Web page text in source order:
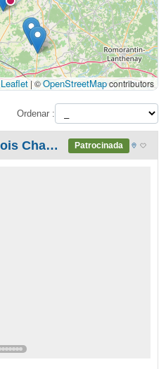
|©OpenStreetMapcontributors
Ordenar :
L'aubépine près de Blois Chambord, au milieu des Châteaux de la Loire Patrocinada